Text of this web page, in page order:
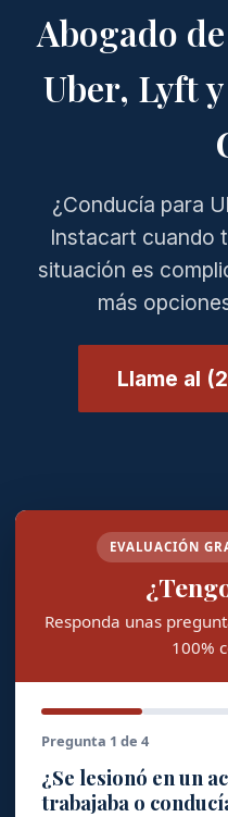
Abogado
Uber, Lyft
¿Conducía para
Instacart cuando
situación es
más
Llame al
EVALUACIÓN
Responda unas
100%
Pregunta 1 de 4
¿Se lesionó en un
trabajaba o